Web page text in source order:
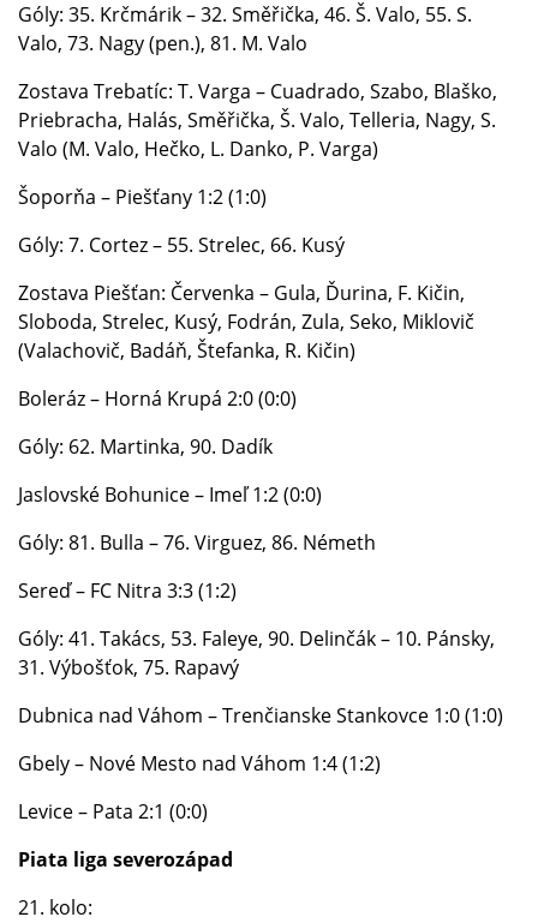
Góly: 35. Krčmárik – 32. Směřička, 46. Š. Valo, 55. S.
Valo, 73. Nagy (pen.), 81. M. Valo
Zostava Trebatíc: T. Varga – Cuadrado, Szabo, Blaško,
Priebracha, Halás, Směřička, Š. Valo, Telleria, Nagy, S.
Valo (M. Valo, Hečko, L. Danko, P. Varga)
Šoporňa – Piešťany 1:2 (1:0)
Góly: 7. Cortez – 55. Strelec, 66. Kusý
Zostava Piešťan: Červenka – Gula, Ďurina, F. Kičin,
Sloboda, Strelec, Kusý, Fodrán, Zula, Seko, Miklovič
(Valachovič, Badáň, Štefanka, R. Kičin)
Boleráz – Horná Krupá 2:0 (0:0)
Góly: 62. Martinka, 90. Dadík
Jaslovské Bohunice – Imeľ 1:2 (0:0)
Góly: 81. Bulla – 76. Virguez, 86. Németh
Sereď – FC Nitra 3:3 (1:2)
Góly: 41. Takács, 53. Faleye, 90. Delinčák – 10. Pánsky,
31. Výbošťok, 75. Rapavý
Dubnica nad Váhom – Trenčianske Stankovce 1:0 (1:0)
Gbely – Nové Mesto nad Váhom 1:4 (1:2)
Levice – Pata 2:1 (0:0)
Piata liga severozápad
21. kolo: